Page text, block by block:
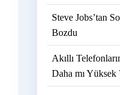
Steve Jobs’tan
Bozdu
Akıllı
Daha mı Yüksek